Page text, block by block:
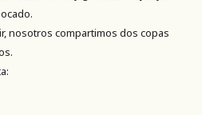
nosotros compartimos dos copas